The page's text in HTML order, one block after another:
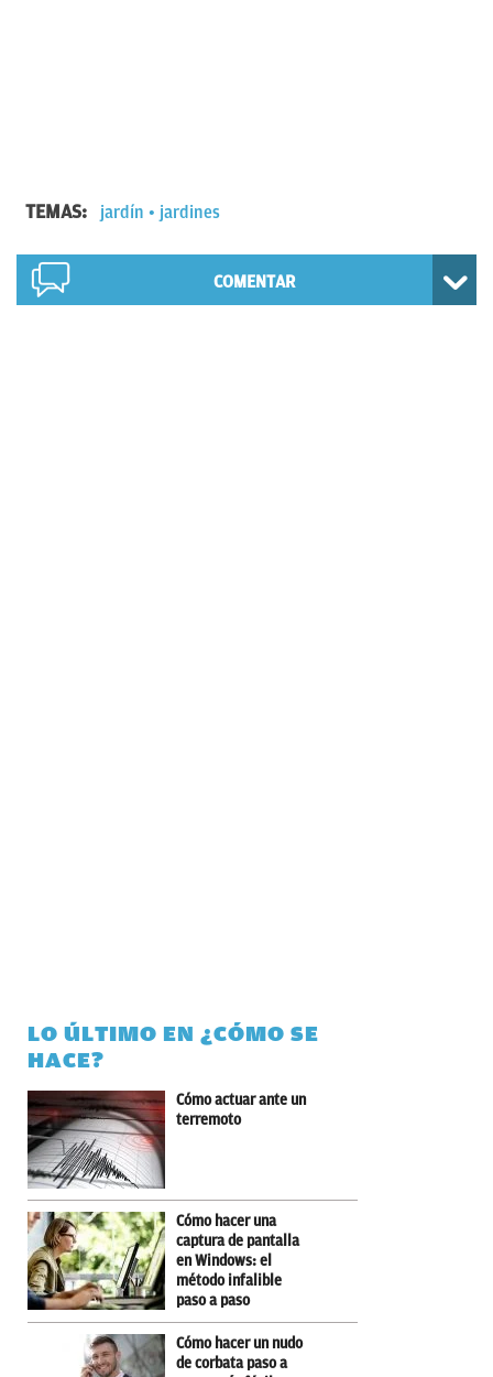
TEMAS: jardín jardines
COMENTAR
LO ÚLTIMO EN ¿CÓMO SE
HACE?
Cómo actuar ante un
terremoto
Cómo hacer una
captura de pantalla
en Windows: el
método infalible
paso a paso
Cómo hacer un nudo
de corbata paso a